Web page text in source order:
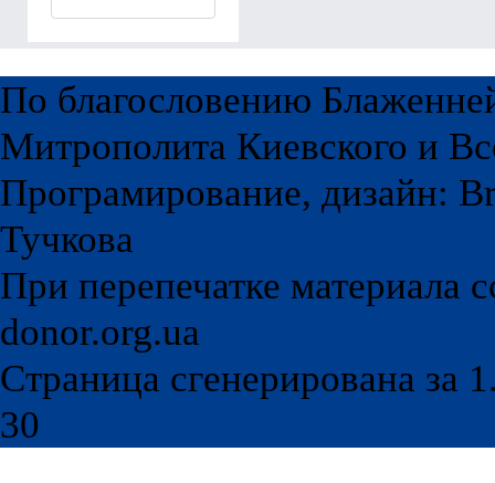
По благословению
Митрополита Киевского и
Програмирование, дизайн:
Тучкова
При перепечатке материала
donor.org.ua
Страница сгенерирована за
30